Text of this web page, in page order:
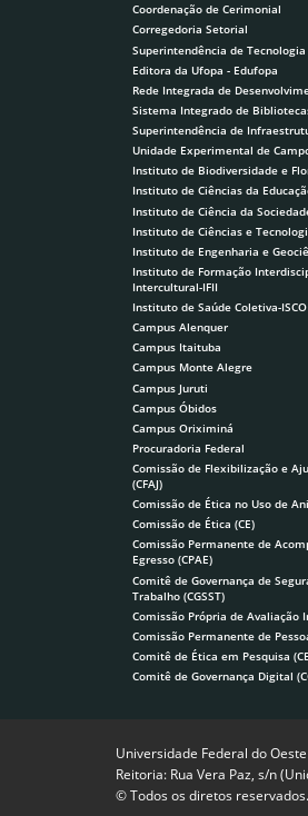
Coordenação de Cerimonial
Corregedoria Setorial
Superintendência de
Editora da Ufopa - Edufopa
Rede Integrada de
Sistema Integrado de
Superintendência de
Unidade Experimental de
Instituto de Biodiversidade e
Instituto de Ciências da
Instituto de Ciência da
Instituto de Ciências e
Instituto de Engenharia e
Instituto de Formação
Intercultural-IFII
Instituto de Saúde Coletiva-ISCO
Campus Alenquer
Campus Itaituba
Campus Monte Alegre
Campus Juruti
Campus Óbidos
Campus Oriximiná
Procuradoria Federal
Comissão de Flexibilização e
(CFAJ)
Comissão de Ética no Uso de
Comissão de Ética (CE)
Comissão Permanente de
Egresso (CPAE)
Comitê de Governança de
Trabalho (CGSST)
Comissão Própria de Avaliação
Comissão Permanente de
Comitê de Ética em Pesquisa
Comitê de Governança Digital
Universidade Federal do
Reitoria: Rua Vera Paz, s/n
© Todos os diretos